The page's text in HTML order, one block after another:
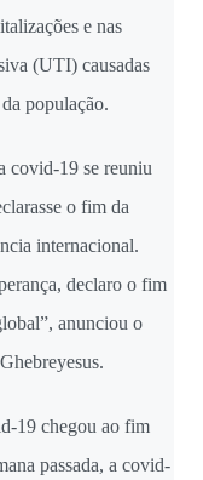
e nas
(UTI) causadas
população.
covid-19 se reuniu
o fim da
internacional.
declaro o fim
anunciou o
19 chegou ao fim
passada, a covid-